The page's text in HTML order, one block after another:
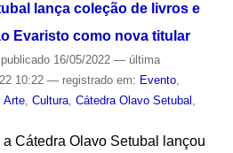
lança coleção de livros e
Evaristo como nova titular
publicado16/05/2022 — última
10:22 — registrado em: Evento,
Arte, Cultura, Cátedra Olavo Setubal ,
Cátedra Olavo Setubal lançou